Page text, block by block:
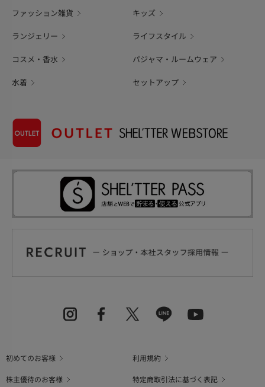
ファッション雑貨 キッズ
ランジェリー ライフスタイル
コスメ・香水 パジャマ・ルームウェア
水着 セットアップ
初めてのお客様
利用規約
株主優待のお客様
特定商取引法に基づく表記